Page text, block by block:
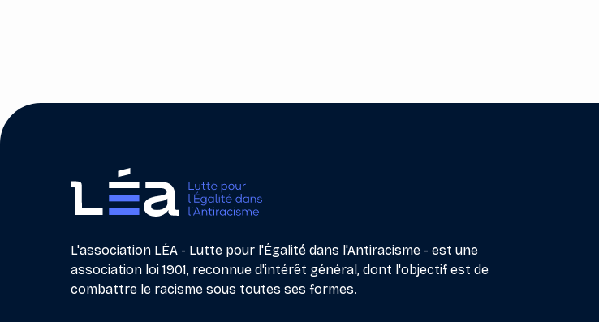
L'association LÉA - Lutte pour l'Égalité dans l'Antiracisme - est une
association loi 1901, reconnue d'intérêt général, dont l'objectif est de
combattre le racisme sous toutes ses formes.